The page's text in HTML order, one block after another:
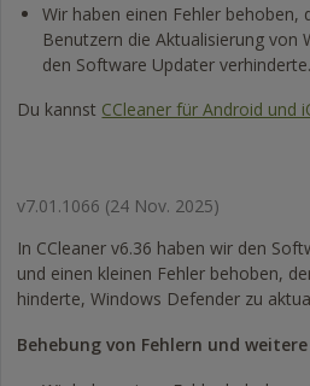
Wir haben einen Fehler behoben,
Benutzern die Aktualisierung von
den Software Updater verhinderte.
Du kannst CCleaner für Android und
v7.01.1066 (24 Nov. 2025)
In CCleaner v6.36 haben wir den
und einen kleinen Fehler behoben,
hinderte, Windows Defender zu
Behebung von Fehlern und